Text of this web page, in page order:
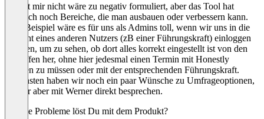
Gefällt mir nicht wäre zu negativ formuliert, aber das Tool hat
natürlich noch Bereiche, die man ausbauen oder verbessern kann.
Zum Beispiel wäre es für uns als Admins toll, wenn wir uns in die
Ansicht eines anderen Nutzers (zB einer Führungskraft) einloggen
könnten, um zu sehen, ob dort alles korrekt eingestellt ist von den
Zugriffen her, ohne hier jedesmal einen Termin mit Honestly
machen zu müssen oder mit der entsprechenden Führungskraft.
Ansonsten haben wir noch ein paar Wünsche zu Umfrageoptionen,
die wir aber mit Werner direkt besprechen.
Welche Probleme löst Du mit dem Produkt?